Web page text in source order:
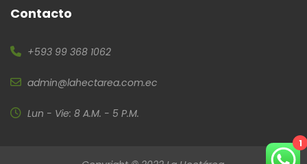
Contacto
+593 99 368 1062
admin@lahectarea.com.ec
Lun - Vie: 8 A.M. - 5 P.M.
1